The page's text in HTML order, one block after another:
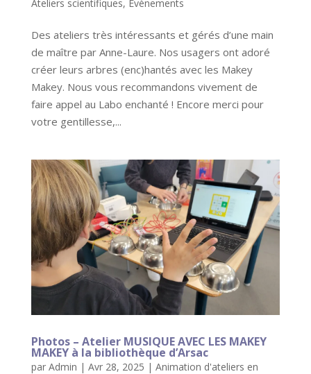
Ateliers scientifiques, Evènements
Des ateliers très intéressants et gérés d’une main
de maître par Anne-Laure. Nos usagers ont adoré
créer leurs arbres (enc)hantés avec les Makey
Makey. Nous vous recommandons vivement de
faire appel au Labo enchanté ! Encore merci pour
votre gentillesse,...
Photos – Atelier MUSIQUE AVEC LES MAKEY
MAKEY à la bibliothèque d’Arsac
par Admin | Avr 28, 2025 | Animation d'ateliers en